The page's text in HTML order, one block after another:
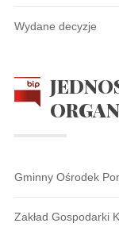
Wydane decyzje
Gminny Ośrodek
Zakład Gospodarki